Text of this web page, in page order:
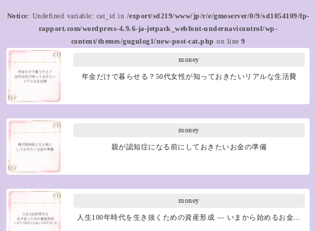
Notice: Undefined variable: cat_id in /export/sd219/www/jp/r/e/gmoserver/0/9/sd1054109/fp-
rapport.com/wordpress-4.9.6-ja-jetpack_webfont-undernavicontrol/wp-
content/themes/gugulog1/new-post-cat.php on line 9
money
年金だけで暮らせる？50代女性が知っておきたいリアルな生活費
money
親が認知症になる前にしておきたいお金の準備
money
人生100年時代を生き抜くための資産形成 ― いまから始めるお金…